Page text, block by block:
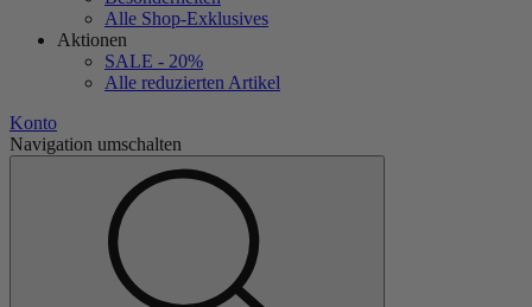
Alle Shop-Exklusives
Aktionen
SALE - 20%
Alle reduzierten Artikel
Konto
Navigation umschalten